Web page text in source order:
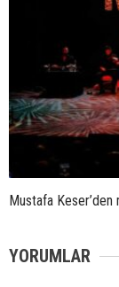
Mustafa
YORUMLAR